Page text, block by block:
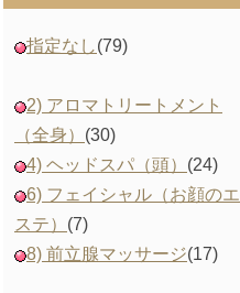
指定なし(79)
2) アロマトリートメント
（全身） (30)
4) ヘッドスパ（頭） (24)
6) フェイシャル（お顔のエ
ステ） (7)
8) 前立腺マッサージ(17)